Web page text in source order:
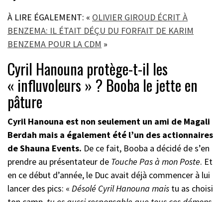
À LIRE ÉGALEMENT: « OLIVIER GIROUD ÉCRIT À
BENZEMA: IL ÉTAIT DÉÇU DU FORFAIT DE KARIM
BENZEMA POUR LA CDM »
Cyril Hanouna protège-t-il les
« influvoleurs » ? Booba le jette en
pâture
Cyril Hanouna est non seulement un ami de Magali
Berdah mais a également été l’un des actionnaires
de Shauna Events. De ce fait, Booba a décidé de s’en
prendre au présentateur de Touche Pas à mon Poste. Et
en ce début d’année, le Duc avait déjà commencer à lui
lancer des pics: « Désolé Cyril Hanouna mais tu as choisi